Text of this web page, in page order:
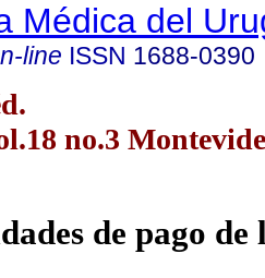
Médica del
line ISSN 1688-0390
no.3
de pago de